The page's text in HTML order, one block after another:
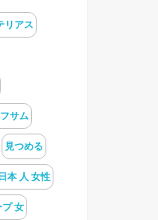
リアス
サム
見つめる
本 人 女性
プ 女